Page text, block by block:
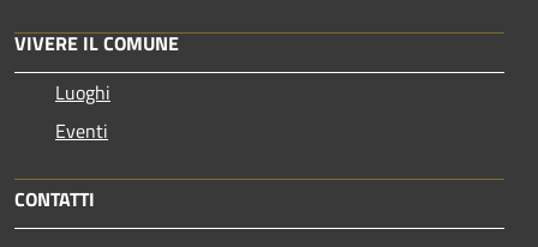
VIVERE IL COMUNE
Luoghi
Eventi
CONTATTI